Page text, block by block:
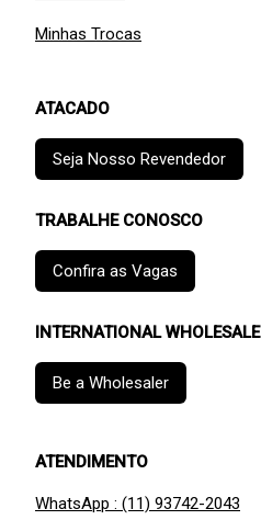
Minhas Trocas
ATACADO
Seja Nosso Revendedor
TRABALHE CONOSCO
Confira as Vagas
INTERNATIONAL WHOLESALE
Be a Wholesaler
ATENDIMENTO
WhatsApp : (11) 93742-2043